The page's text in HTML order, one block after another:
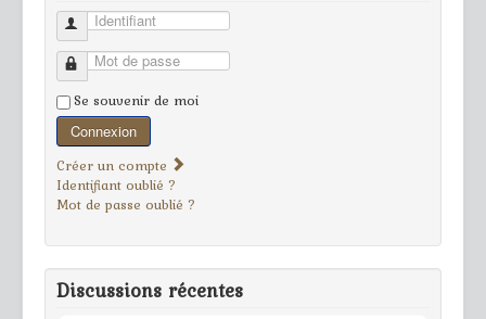
Identifiant
Mot de passe
Se souvenir de moi
Connexion
Créer un compte
Identifiant oublié ?
Mot de passe oublié ?
Discussions récentes